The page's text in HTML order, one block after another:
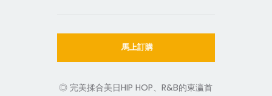
馬上訂購
◎ 完美揉合美日HIP HOP、R&B的東瀛首